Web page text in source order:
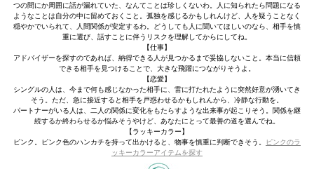
つの間にか周囲に話が漏れていた、なんてことは珍しくないわ。人に知られたら問題になる
ようなことは自分の中に留めておくこと。孤独を感じるかもしれんけど、人を疑うことなく
穏やかでいられて、人間関係が安定するわ。どうしても人に聞いてほしいのなら、相手を慎
重に選び、話すことに伴うリスクを理解してからにしてね。
【仕事】
アドバイザーを探すのであれば、納得できる人が見つかるまで妥協しないこと。本当に信頼
できる相手を見つけることで、大きな飛躍につながりそうよ。
【恋愛】
シングルの人は、今まで何も感じなかった相手に、雷に打たれたように突然好意が湧いてき
そう。ただ、急に接近すると相手を戸惑わせるかもしれんから、冷静な行動を。
パートナーがいる人は、二人の関係に変化をもたらすような出来事が起こりそう。関係を継
続するか終わらせるか悩みそうやけど、あなたにとって最善の道を選んでね。
【ラッキーカラー】
ピンク。ピンク色のハンカチを持って出かけると、物事を慎重に判断できそう。
ピンクのラ
ッキーカラーアイテムを探す